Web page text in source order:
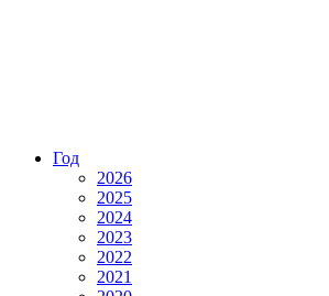
Год
2026
2025
2024
2023
2022
2021